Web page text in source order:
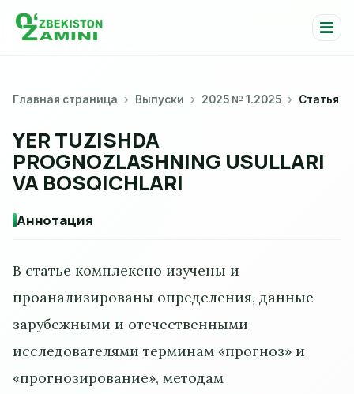
Главная страница Выпуски 2025 № 1.2025 Статья
YER TUZISHDA
PROGNOZLASHNING USULLARI
VA BOSQICHLARI
Аннотация
В статье комплексно изучены и
проанализированы определения, данные
зарубежными и отечественными
исследователями терминам «прогноз» и
«прогнозирование», методам